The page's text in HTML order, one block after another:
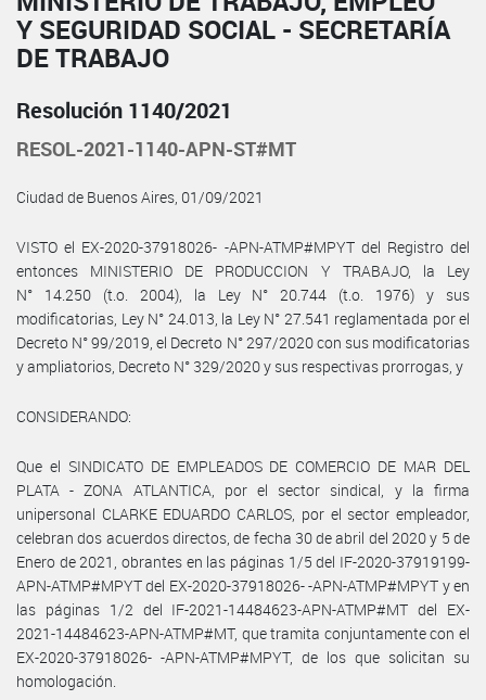
Y SEGURIDAD SOCIAL - SECRETARÍA
DE TRABAJO
Resolución 1140/2021
RESOL-2021-1140-APN-ST#MT
Ciudad de Buenos Aires, 01/09/2021
VISTO el EX-2020-37918026- -APN-ATMP#MPYT del Registro del
entonces MINISTERIO DE PRODUCCION Y TRABAJO, la Ley
N° 14.250 (t.o. 2004), la Ley N° 20.744 (t.o. 1976) y sus
modificatorias, Ley N° 24.013, la Ley N° 27.541 reglamentada por el
Decreto N° 99/2019, el Decreto N° 297/2020 con sus modificatorias
y ampliatorios, Decreto N° 329/2020 y sus respectivas prorrogas, y
CONSIDERANDO:
Que el SINDICATO DE EMPLEADOS DE COMERCIO DE MAR DEL
PLATA - ZONA ATLANTICA, por el sector sindical, y la firma
unipersonal CLARKE EDUARDO CARLOS, por el sector empleador,
celebran dos acuerdos directos, de fecha 30 de abril del 2020 y 5 de
Enero de 2021, obrantes en las páginas 1/5 del IF-2020-37919199-
APN-ATMP#MPYT del EX-2020-37918026- -APN-ATMP#MPYT y en
las páginas 1/2 del IF-2021-14484623-APN-ATMP#MT del EX-
2021-14484623-APN-ATMP#MT, que tramita conjuntamente con el
EX-2020-37918026- -APN-ATMP#MPYT, de los que solicitan su
homologación.